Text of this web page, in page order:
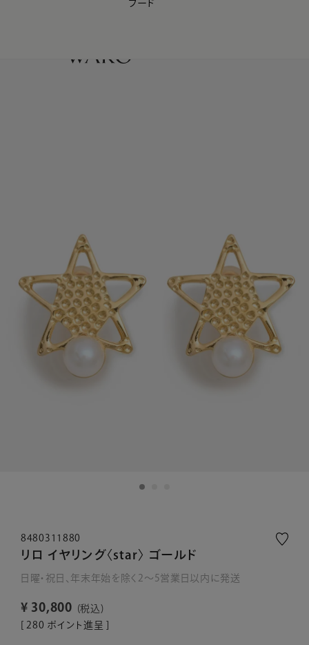
【会員様限定】夏のプレゼントキャンペーン開催中
フード
8480311880
リロ イヤリング〈star〉 ゴールド
日曜・祝日、年末年始を除く2～5営業日以内に発送
¥ 30,800
税込
280 ポイント進呈 ]